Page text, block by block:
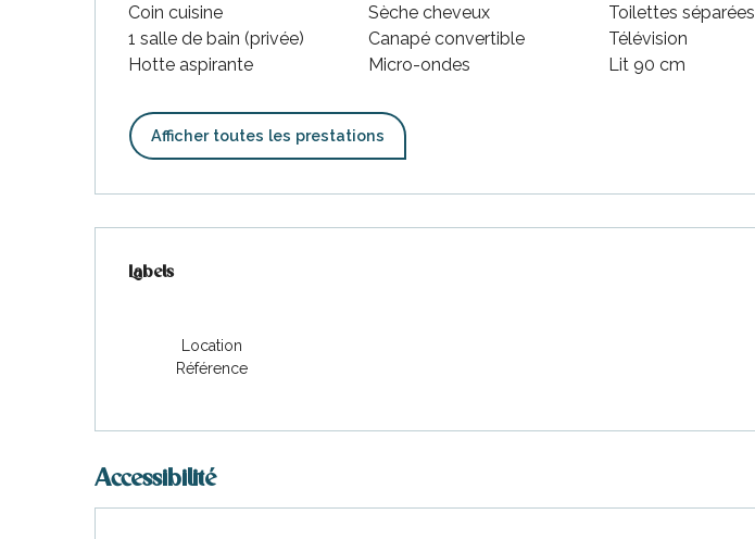
Coin cuisine
Sèche cheveux
Toilettes séparées
1 salle de bain (privée)
Canapé convertible
Télévision
Hotte aspirante
Micro-ondes Lit 90 cm
Afficher toutes les prestations
Labels
Labels
Location
Référence
Accessibilité